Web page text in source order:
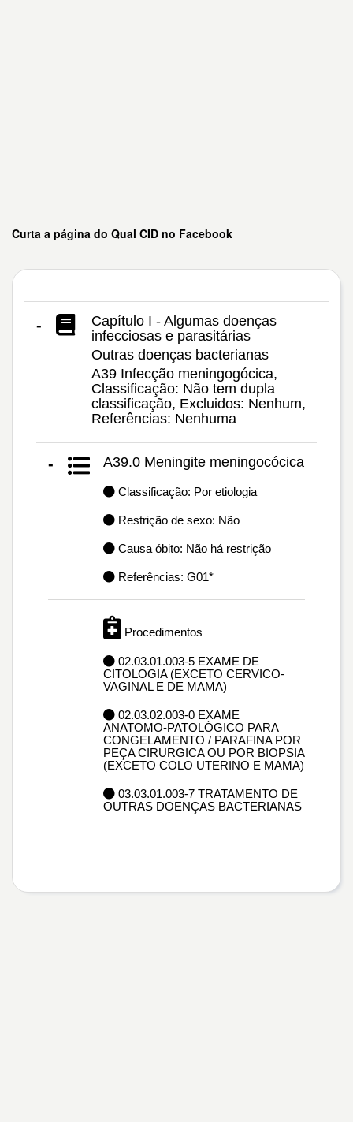
Curta a página do Qual CID no Facebook
-
Capítulo I - Algumas doenças
infecciosas e parasitárias
Outras doenças bacterianas
A39 Infecção meningogócica,
Classificação: Não tem dupla
classificação, Excluidos: Nenhum,
Referências: Nenhuma
- A39.0 Meningite meningocócica
Classificação: Por etiologia
Restrição de sexo: Não
Causa óbito: Não há restrição
Referências: G01*
Procedimentos
02.03.01.003-5 EXAME DE
CITOLOGIA (EXCETO CERVICO-
VAGINAL E DE MAMA)
02.03.02.003-0 EXAME
ANATOMO-PATOLÓGICO PARA
CONGELAMENTO / PARAFINA POR
PEÇA CIRURGICA OU POR BIOPSIA
(EXCETO COLO UTERINO E MAMA)
03.03.01.003-7 TRATAMENTO DE
OUTRAS DOENÇAS BACTERIANAS